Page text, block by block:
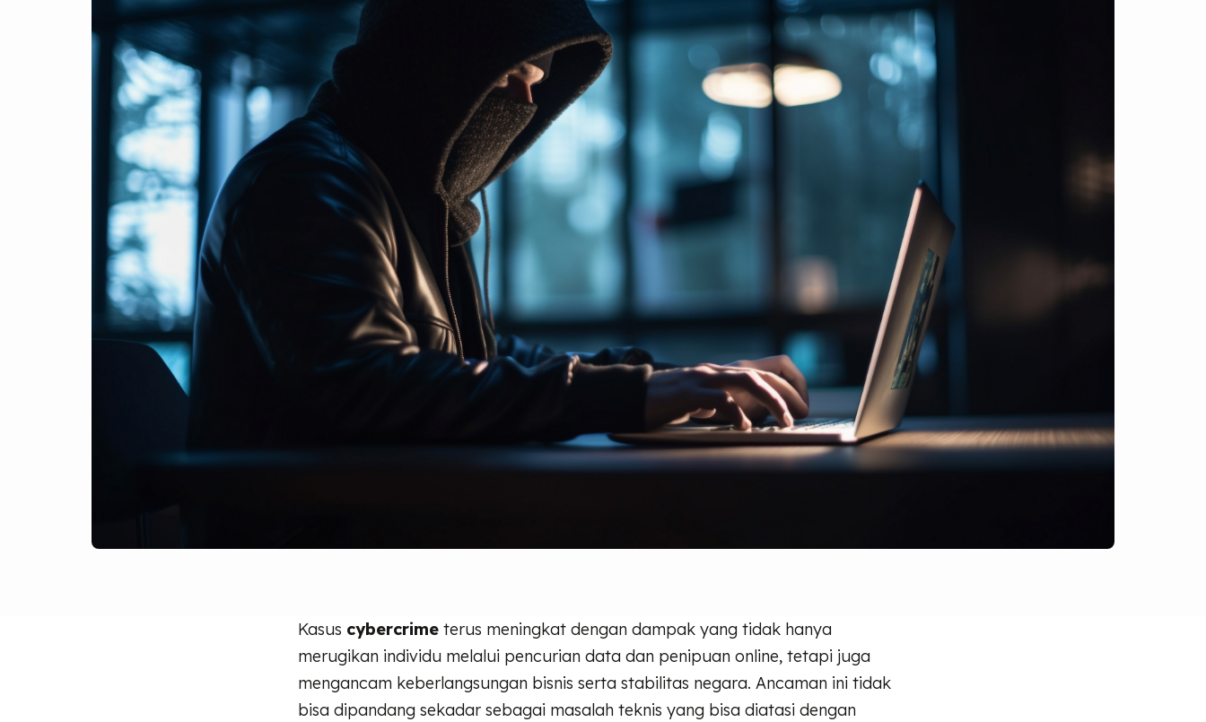
Kasus cybercrime terus meningkat dengan dampak yang tidak hanya
merugikan individu melalui pencurian data dan penipuan online, tetapi juga
mengancam keberlangsungan bisnis serta stabilitas negara. Ancaman ini tidak
bisa dipandang sekadar sebagai masalah teknis yang bisa diatasi dengan